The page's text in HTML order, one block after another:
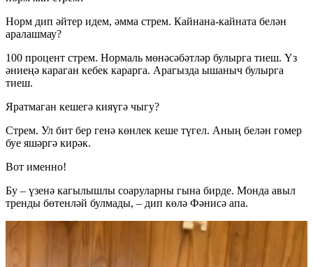
Норм дип әйтер идем, әмма стрем. Кайнана-кайната белән
аралашмау?
100 процент стрем. Нормаль мөнәсәбәтләр булырга тиеш. Үз
әниеңә караган кебек карарга. Арагызда ышаныч булырга
тиеш.
Яратмаган кешегә кияүгә чыгу?
Стрем. Ул бит бер генә көнлек кеше түгел. Аның белән гомер
буе яшәргә кирәк.
Вот именно!
Бу – үзенә кагылышлы соаруларны гына бирде. Монда авыл
тренды бөтенләй булмады, – дип көлә Фәнисә апа.